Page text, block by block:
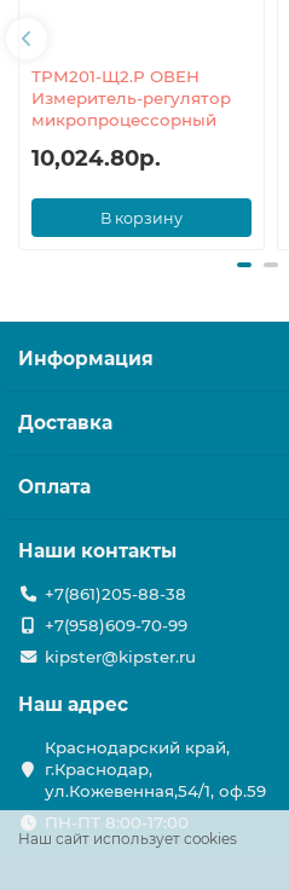
ТРМ201-Щ2.Р ОВЕН
Измеритель-регулятор
микропроцессорный
10,024.80р.
В корзину
Наш сайт использует cookies
Информация
Доставка
Оплата
Наши контакты
+7(861)205-88-38
+7(958)609-70-99
kipster@kipster.ru
Наш адрес
Краснодарский край,
г.Краснодар,
ул.Кожевенная,54/1, оф.59
ПН-ПТ 8:00-17:00